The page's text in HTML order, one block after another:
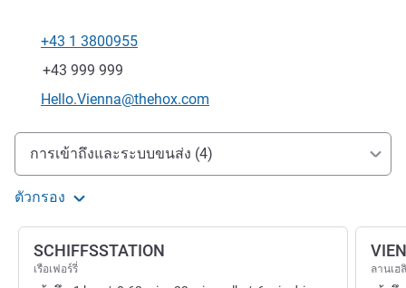
โทรศัพท์
+43 1 3800955
แฟกซ์
+43 999 999
อีเมลติดต่อ
Hello.Vienna@thehox.com
การเข้าถึงและการเดินทาง
การเข้าถึงและระบบขนส่ง (4)
ตัวกรอง
SCHIFFSSTATION
เรือเฟอร์รี่ ลานเฮ